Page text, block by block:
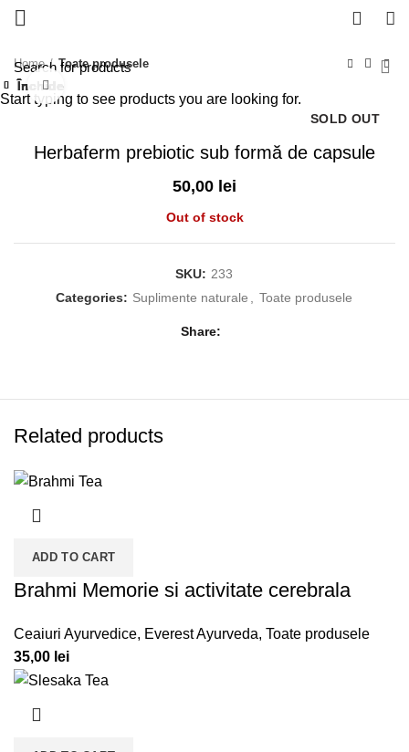
Home Toate produsele
SOLD OUT
Herbaferm prebiotic sub formă de capsule
50,00 lei
Out of stock
SKU: 233
Categories: Suplimente naturale Toate produsele
Share
Related products
ADD TO CART
Închide
Brahmi Memorie si activitate cerebrala
Ceaiuri Ayurvedice, Everest Ayurveda, Toate produsele
35,00 lei
Închide
Închide
Închide
Închide
Închide
Închide
Închide
Start typing to see products you are looking for.